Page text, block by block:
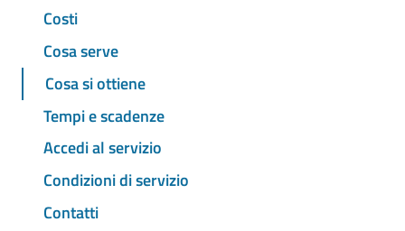
Costi
Cosa serve
Cosa si ottiene
Tempi e scadenze
Accedi al servizio
Condizioni di servizio
Contatti